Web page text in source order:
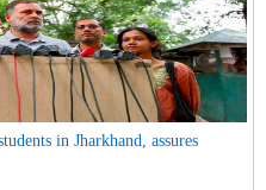
in Jharkhand, assures